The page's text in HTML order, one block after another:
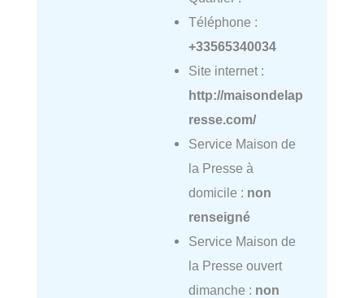
Téléphone :
+33565340034
Site internet :
http://maisondelap
resse.com/
Service Maison de
la Presse à
domicile : non
renseigné
Service Maison de
la Presse ouvert
dimanche : non